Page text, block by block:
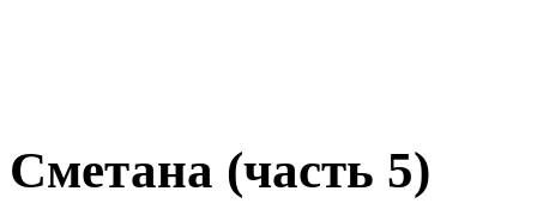
Сметана (часть 5)